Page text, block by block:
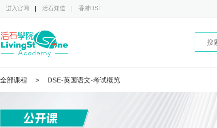
进入官网 活石知道 香港DSE
全部课程 > DSE-英国语文-考试概览